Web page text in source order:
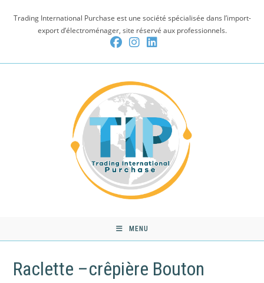
Trading International Purchase est une société spécialisée dans l’import-
export d’électroménager, site réservé aux professionnels.
MENU
Raclette –crêpière Bouton